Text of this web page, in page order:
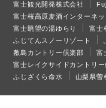
富士観光開発株式会社
富士桜高原麦酒インターネッ
富士眺望の湯ゆらり
富士
ふじてんスノーリゾート
敷島カントリー倶楽部
富
富士レイクサイドカントリ
ふじざくら命水
山梨県曽